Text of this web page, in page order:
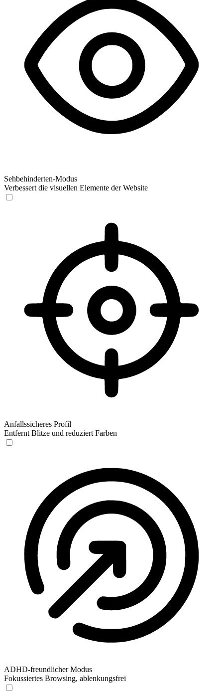
Sehbehinderten-Modus
Verbessert die visuellen Elemente der Website
Anfallssicheres Profil
Entfernt Blitze und reduziert Farben
ADHD-freundlicher Modus
Fokussiertes Browsing, ablenkungsfrei